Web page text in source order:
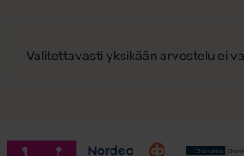
Valitettavasti yksikään arvostelu ei